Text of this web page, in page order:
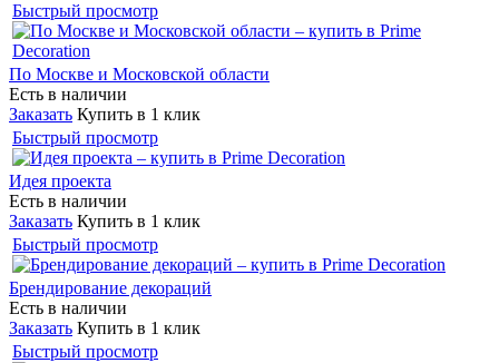
Быстрый просмотр
По Москве и Московской области
Есть в наличии
Заказать Купить в 1 клик
Быстрый просмотр
Идея проекта
Есть в наличии
Заказать Купить в 1 клик
Быстрый просмотр
Брендирование декораций
Есть в наличии
Заказать Купить в 1 клик
Быстрый просмотр